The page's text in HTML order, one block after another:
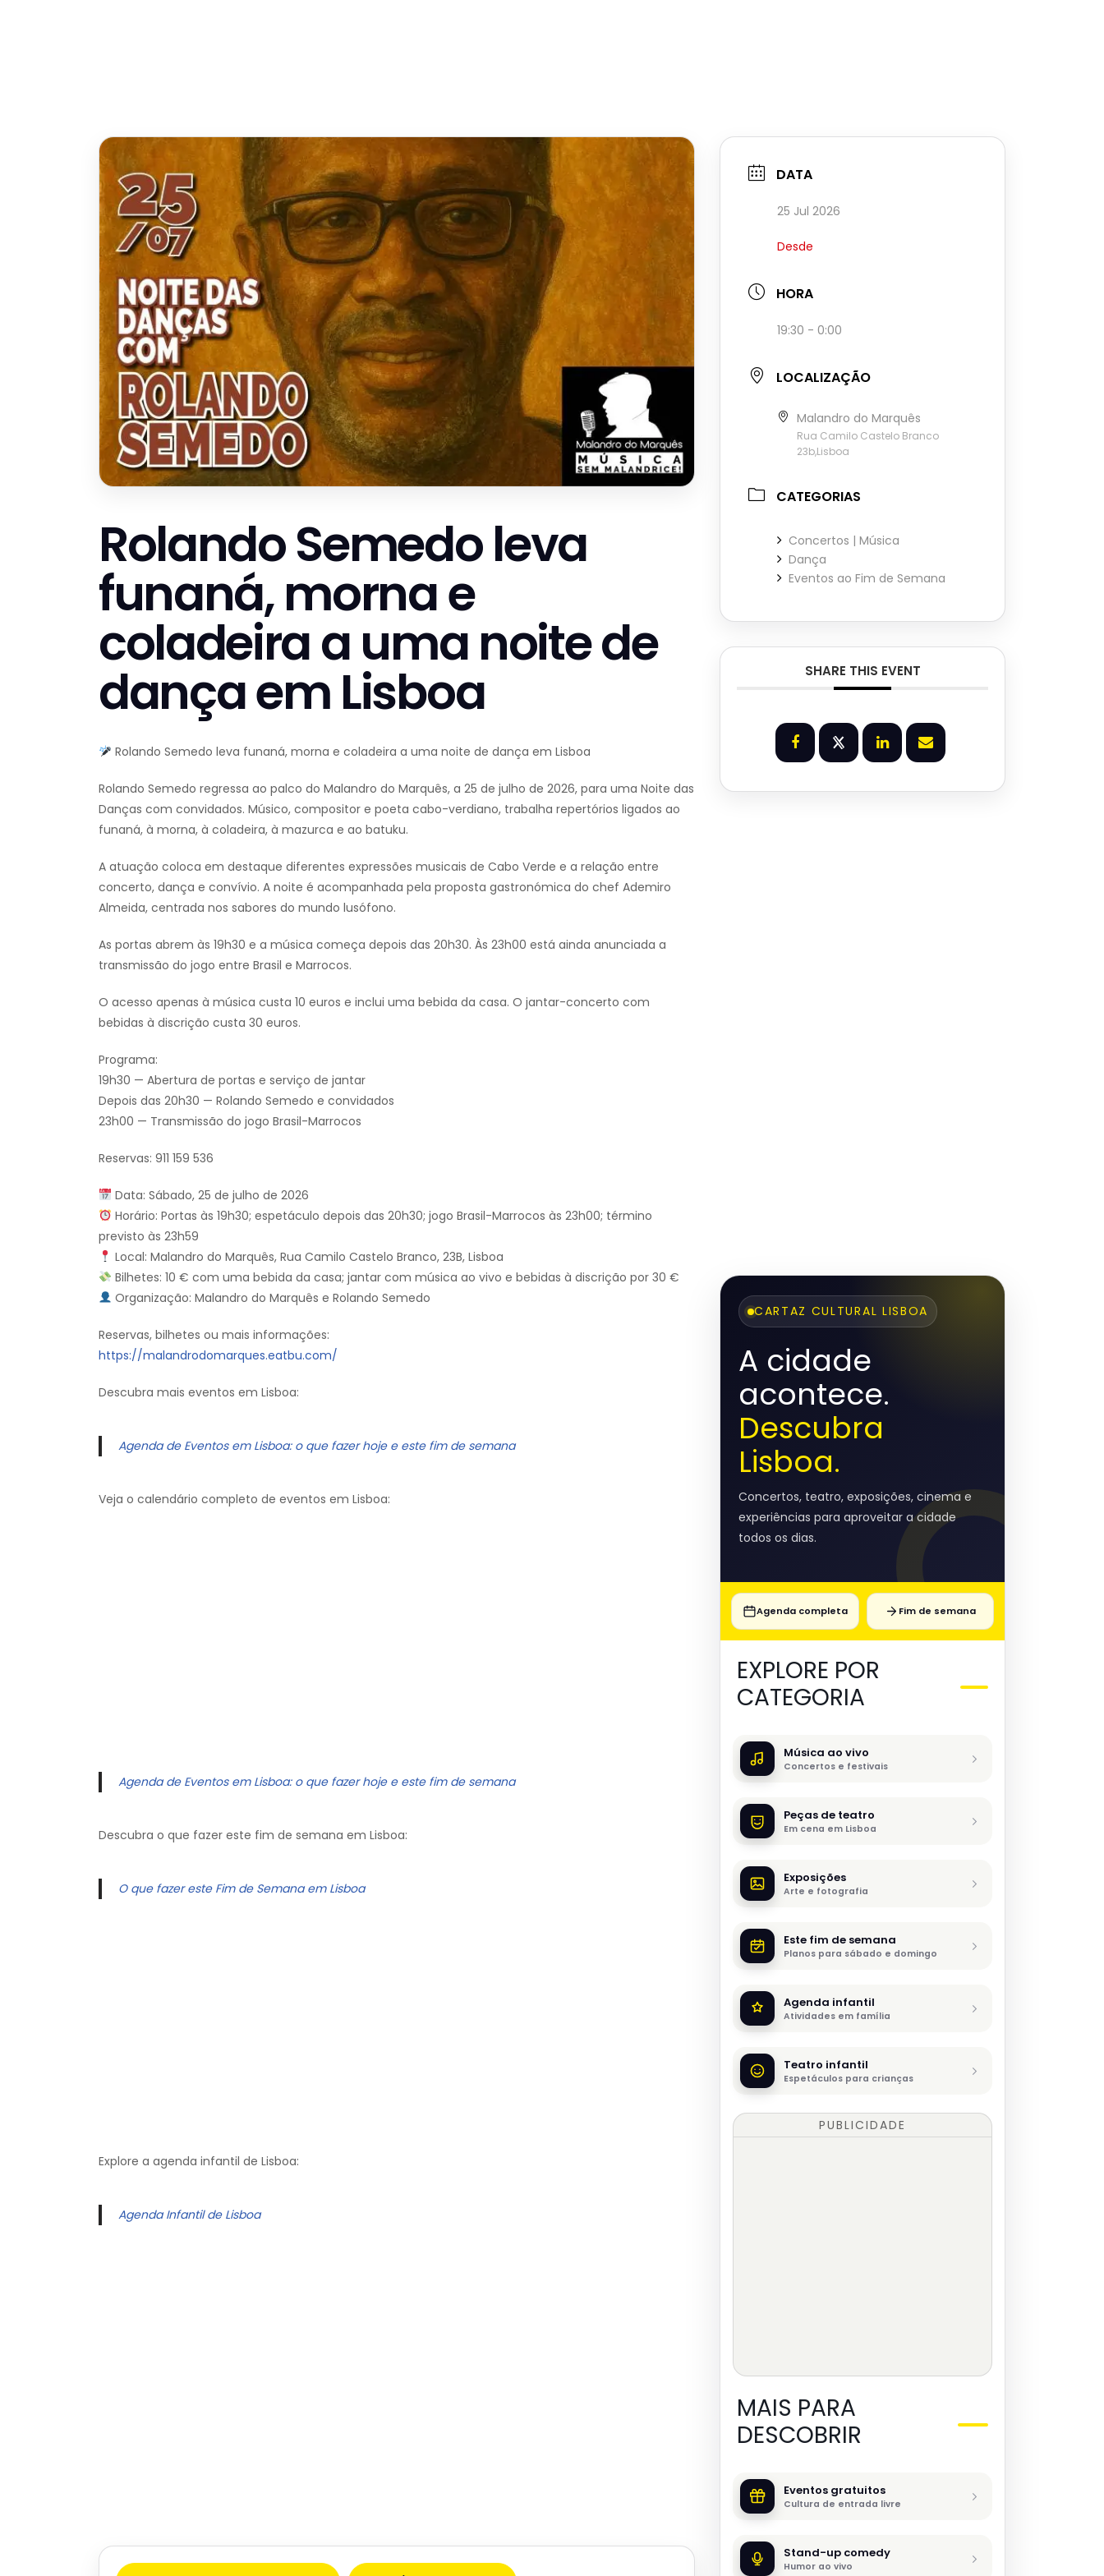
Rolando Semedo leva
funaná, morna e
coladeira a uma noite de
dança em Lisboa
Rolando Semedo leva funaná, morna e coladeira a uma noite de dança em Lisboa
Rolando Semedo regressa ao palco do Malandro do Marquês, a 25 de julho de 2026, para uma Noite das
Danças com convidados. Músico, compositor e poeta cabo-verdiano, trabalha repertórios ligados ao
funaná, à morna, à coladeira, à mazurca e ao batuku.
A atuação coloca em destaque diferentes expressões musicais de Cabo Verde e a relação entre
concerto, dança e convívio. A noite é acompanhada pela proposta gastronómica do chef Ademiro
Almeida, centrada nos sabores do mundo lusófono.
As portas abrem às 19h30 e a música começa depois das 20h30. Às 23h00 está ainda anunciada a
transmissão do jogo entre Brasil e Marrocos.
O acesso apenas à música custa 10 euros e inclui uma bebida da casa. O jantar-concerto com
bebidas à discrição custa 30 euros.
Programa:
19h30 — Abertura de portas e serviço de jantar
Depois das 20h30 — Rolando Semedo e convidados
23h00 — Transmissão do jogo Brasil-Marrocos
Reservas: 911 159 536
Data: Sábado, 25 de julho de 2026
Horário: Portas às 19h30; espetáculo depois das 20h30; jogo Brasil-Marrocos às 23h00; término
previsto às 23h59
Local: Malandro do Marquês, Rua Camilo Castelo Branco, 23B, Lisboa
Bilhetes: 10 € com uma bebida da casa; jantar com música ao vivo e bebidas à discrição por 30 €
Organização: Malandro do Marquês e Rolando Semedo
Reservas, bilhetes ou mais informações:
https://malandrodomarques.eatbu.com/
Descubra mais eventos em Lisboa:
Agenda de Eventos em Lisboa: o que fazer hoje e este fim de semana
Veja o calendário completo de eventos em Lisboa:
Agenda de Eventos em Lisboa: o que fazer hoje e este fim de semana
Descubra o que fazer este fim de semana em Lisboa:
O que fazer este Fim de Semana em Lisboa
Explore a agenda infantil de Lisboa:
Agenda Infantil de Lisboa
DATA
25 Jul 2026
Desde
HORA
19:30 - 0:00
LOCALIZAÇÃO
Malandro do Marquês
Rua Camilo Castelo Branco
23b,Lisboa
CATEGORIAS
Concertos | Música
Dança
Eventos ao Fim de Semana
SHARE THIS EVENT
CARTAZ CULTURAL LISBOA
A cidade
acontece.
Descubra
Lisboa.
Concertos, teatro, exposições, cinema e
experiências para aproveitar a cidade
todos os dias.
Agenda completa Fim de semana
EXPLORE POR
CATEGORIA
Música ao vivo
Concertos e festivais
Peças de teatro
Em cena em Lisboa
Exposições
Arte e fotografia
Este fim de semana
Planos para sábado e domingo
Agenda infantil
Atividades em família
Teatro infantil
Espetáculos para crianças
PUBLICIDADE
MAIS PARA
DESCOBRIR
Eventos gratuitos
Cultura de entrada livre
Stand-up comedy
Humor ao vivo